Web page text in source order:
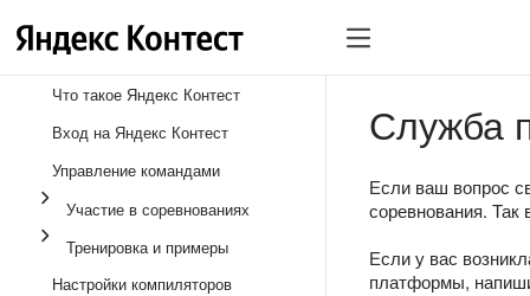
Что такое Яндекс Контест
Вход на Яндекс Контест
Управление командами
Участие в соревнованиях
Тренировка и примеры
Настройки компиляторов
Служба
Если ваш вопрос
соревнования. Так
Если у вас
платформы,